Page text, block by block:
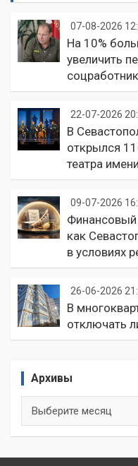
07-08-2026
На 10%
увеличить
22-07-2026
В
открылся
театра
09-07-2026
как
в условиях
26-06-2026
В
отключать
Архивы